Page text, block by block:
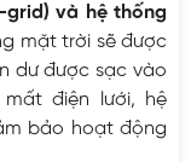
grid) và hệ thống
mặt trời sẽ được
dư được sạc vào
điện lưới, hệ
bảo hoạt động